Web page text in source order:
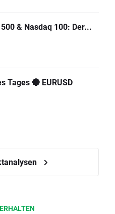
& Nasdaq 100: Der...
Tages 🔴 EURUSD